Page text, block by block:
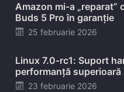
Amazon mi-a „reparat”
Buds 5 Pro în garanție
Posted
25 februarie 2026
Linux 7.0-rc1: Suport
performanță
Posted
23 februarie 2026